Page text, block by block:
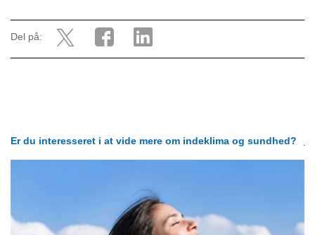
Del på:
Er du interesseret i at vide mere om indeklima og sundhed?